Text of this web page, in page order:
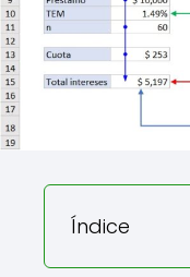
Índice